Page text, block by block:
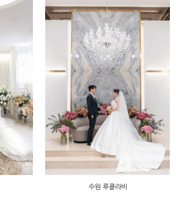
수원 루클라비